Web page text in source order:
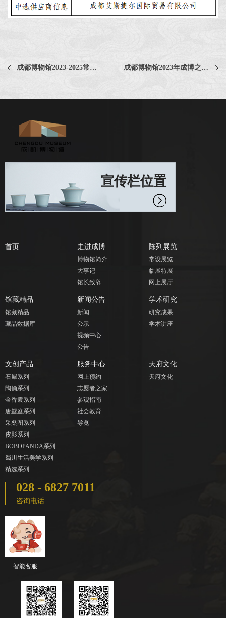
成都博物馆2023-2025常年法律顾问服务采购项目废选公告 成都博物馆2023年成博之友智能化综合服务小程序租赁及运维服务采购项目终止公告
宣传栏位置
首页 走进成博
博物馆简介
大事记
馆长致辞
陈列展览
常设展览
临展特展
网上展厅
馆藏精品
馆藏精品
藏品数据库
新闻公告
新闻
公示
视频中心
公告
学术研究
研究成果
学术讲座
文创产品
石犀系列
陶俑系列
金香囊系列
唐鸳鸯系列
采桑图系列
皮影系列
BOBOPANDA系列
蜀川生活美学系列
精选系列
服务中心
网上预约
志愿者之家
参观指南
社会教育
导览
天府文化
天府文化
028 - 6827 7011
咨询电话
智能客服